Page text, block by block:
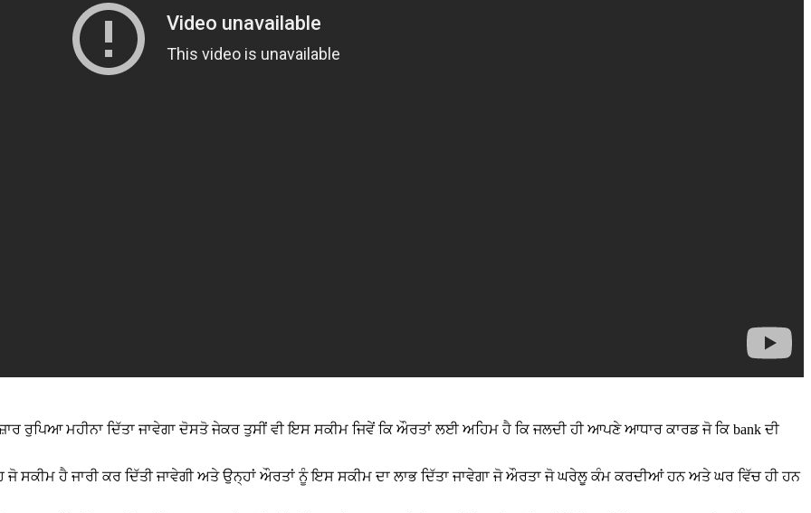
ਰੁਪਿਆ ਮਹੀਨਾ ਦਿੱਤਾ ਜਾਵੇਗਾ ਦੋਸਤੋ ਜੇਕਰ ਤੁਸੀਂ ਵੀ ਇਸ ਸਕੀਮ ਜਿਵੇਂ ਕਿ ਔਰਤਾਂ ਲਈ ਅਹਿਮ ਹੈ ਕਿ ਜਲਦੀ ਹੀ ਆਪਣੇ ਆਧਾਰ ਕਾਰਡ ਜੋ ਕਿ bank ਦੀ
ਹੈ ਜਾਰੀ ਕਰ ਦਿੱਤੀ ਜਾਵੇਗੀ ਅਤੇ ਉਨ੍ਹਾਂ ਔਰਤਾਂ ਨੂੰ ਇਸ ਸਕੀਮ ਦਾ ਲਾਭ ਦਿੱਤਾ ਜਾਵੇਗਾ ਜੋ ਔਰਤਾ ਜੋ ਘਰੇਲੂ ਕੰਮ ਕਰਦੀਆਂ ਹਨ ਅਤੇ ਘਰ ਵਿੱਚ ਹੀ ਹਨ